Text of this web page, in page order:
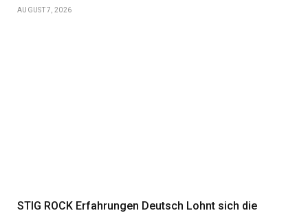
AUGUST 7, 2026
STIG ROCK Erfahrungen Deutsch Lohnt sich die